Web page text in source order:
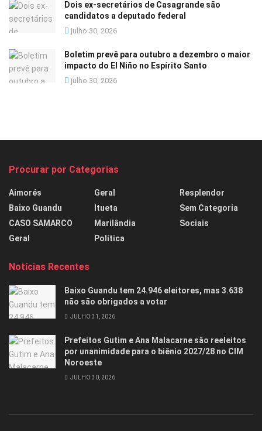
Dois ex-secretários de Casagrande são
candidatos a deputado federal
julho 30, 2026
Boletim prevê para outubro a dezembro o maior
impacto do El Niño no Espírito Santo
julho 30, 2026
Procurar por Categorias
Aimorés
Baixo Guandu
CASO SAMARCO
Geral
Geral
Itueta
Marilândia
Política
Resplendor
Sem Categoria
Sociais
Notícias Recentes
Baixo Guandu tem 24.946 eleitores, mas 3.638
não são obrigados a votar
JULHO 31, 2026
Prefeitos Gutim e Ana Malacarne são reeleitos
por unanimidade para o biênio 2027/28 no CIM
Noroeste
JULHO 30, 2026